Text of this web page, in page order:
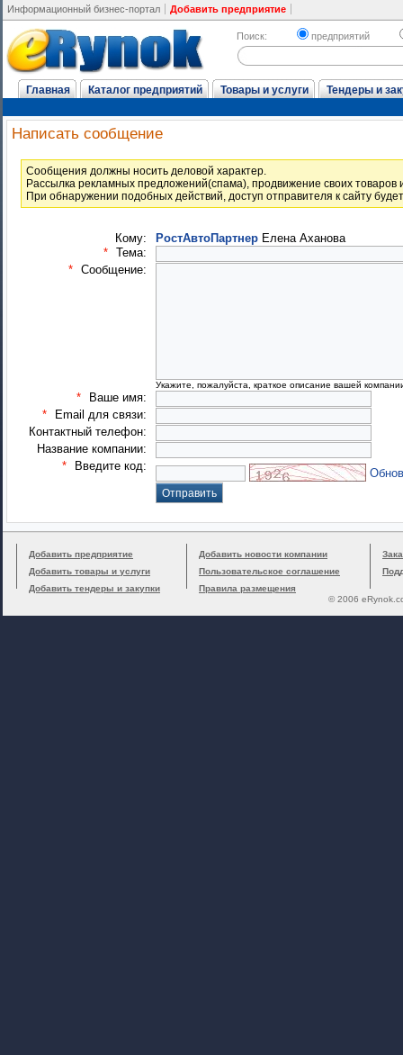
Информационный бизнес-портал Добавить предприятие
Поиск: предприятий
Главная Каталог предприятий Товары и услуги Тендеры и
Написать сообщение
Cообщения должны носить деловой характер.
Рассылка рекламных предложений(спама), продвижение своих товаров
При обнаружении подобных действий, доступ отправителя к сайту
Кому: РостАвтоПартнер Елена Аханова
* Тема:
* Сообщение:
Укажите, пожалуйста, краткое описание вашей
*
Ваше имя:
*
Email для связи:
Контактный телефон:
Название компании:
*
Введите код:
Добавить предприятие
Добавить товары и услуги
Добавить тендеры и закупки
Добавить новости компании
Пользовательское соглашение
Правила размещения
© 2006